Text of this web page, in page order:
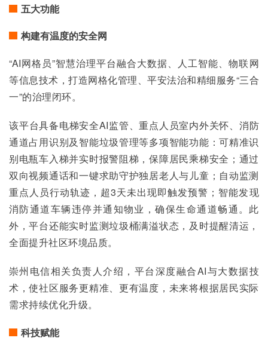
五大功能
构建有温度的安全网
“AI网格员”智慧治理平台融合大数据、人工智能、物联网
等信息技术，打造网格化管理、平安法治和精细服务“三合
一”的治理闭环。
该平台具备电梯安全AI监管、重点人员室内外关怀、消防
通道占用识别及智能垃圾管理等多项智能功能：可精准识
别电瓶车入梯并实时报警阻梯，保障居民乘梯安全；通过
双向视频通话和一键求助守护独居老人与儿童；自动监测
重点人员行动轨迹，超3天未出现即触发预警；智能发现
消防通道车辆违停并通知物业，确保生命通道畅通。此
外，平台还能实时监测垃圾桶满溢状态，及时提醒清运，
全面提升社区环境品质。
崇州电信相关负责人介绍，平台深度融合AI与大数据技
术，使社区服务更精准、更有温度，未来将根据居民实际
需求持续优化升级。
科技赋能